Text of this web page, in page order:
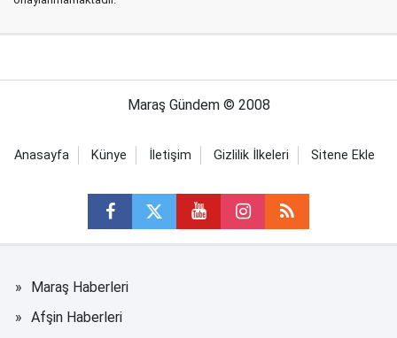
Maraş Gündem © 2008
Anasayfa Künye İletişim Gizlilik İlkeleri Sitene Ekle
Maraş Haberleri
Afşin Haberleri